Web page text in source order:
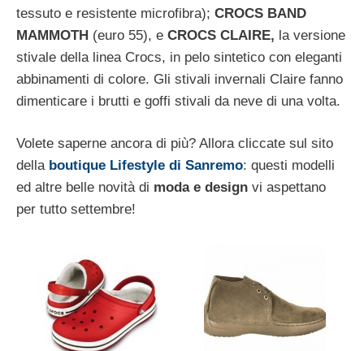
tessuto e resistente microfibra); CROCS BAND
MAMMOTH (euro 55), e CROCS CLAIRE, la versione
stivale della linea Crocs, in pelo sintetico con eleganti
abbinamenti di colore. Gli stivali invernali Claire fanno
dimenticare i brutti e goffi stivali da neve di una volta.
Volete saperne ancora di più? Allora cliccate sul sito
della boutique Lifestyle di Sanremo: questi modelli
ed altre belle novità di moda e design vi aspettano
per tutto settembre!